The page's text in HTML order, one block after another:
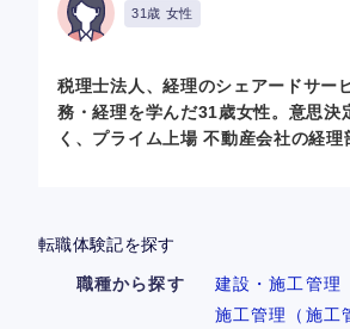
31歳 女性
税理士法人、経理のシェアードサー
務・経理を学んだ31歳女性。意思決
く、プライム上場 不動産会社の経理
転職体験記を探す
職種から探す
建設・施工管理
施工管理（施工